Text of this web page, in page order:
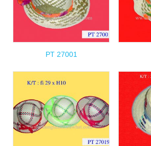
PT 27001